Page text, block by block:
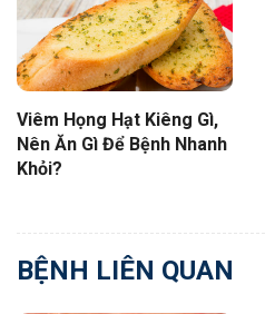
Viêm Họng Hạt Kiêng Gì,
Nên Ăn Gì Để Bệnh Nhanh
Khỏi?
BỆNH LIÊN QUAN